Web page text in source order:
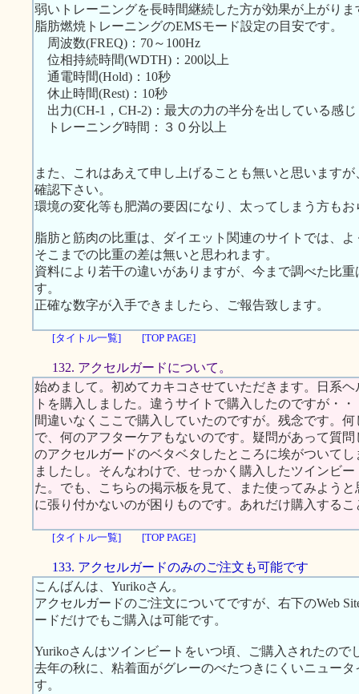
弱いトレーニングを長時間継続した方が効果が上がりま
脂肪燃焼トレーニングのEMSモード設定の目安です。
周波数(FREQ)：70～100Hz
位相持続時間(WDTH)：200以上
通電時間(Hold)：10秒
休止時間(Rest)：10秒
出力(CH-1，CH-2)：最大の力の半分を出している感じ
トレーニング時間：３０分以上
また、これはあえて申し上げることも無いと思います
確認下さい。
環境の変化等も肥満の要因になり、太ってしまう方も
脂肪と筋肉の比重は、ダイエット関連のサイトでは、
そこまでの比重の差は無いと思われます。
資料により若干の違いがありますが、今まで調べた比
す。
正確な数字が入手できましたら、ご報告致します。
[タイトル一覧] [TOP PAGE]
132. アクセルガードについて。
始めまして。初めてカキコさせていただきます。日系
トを購入しました。違うサイトで購入したのですが・
間違いなくここで購入していたのですが。残念です。
で、何のアフターケアもないのです。疑問があって質
のアクセルガードのベタベタしたところに埃がついて
ましたし。そんなわけで、せっかく購入したツインビ
た。でも、こちらの掲示板を見て、また使ってみよう
に張り付かないのが困りものです。あれだけ購入する
[タイトル一覧] [TOP PAGE]
133. アクセルガードのみのご注文も可能です
こんばんは、Yurikoさん。
アクセルガードのご注文についてですが、右下のWeb
ードだけでもご購入は可能です。
Yurikoさんはツインビートをいつ頃、ご購入されたので
去年の秋に、粘着面がグレーのべたつきにくいニュー
す。